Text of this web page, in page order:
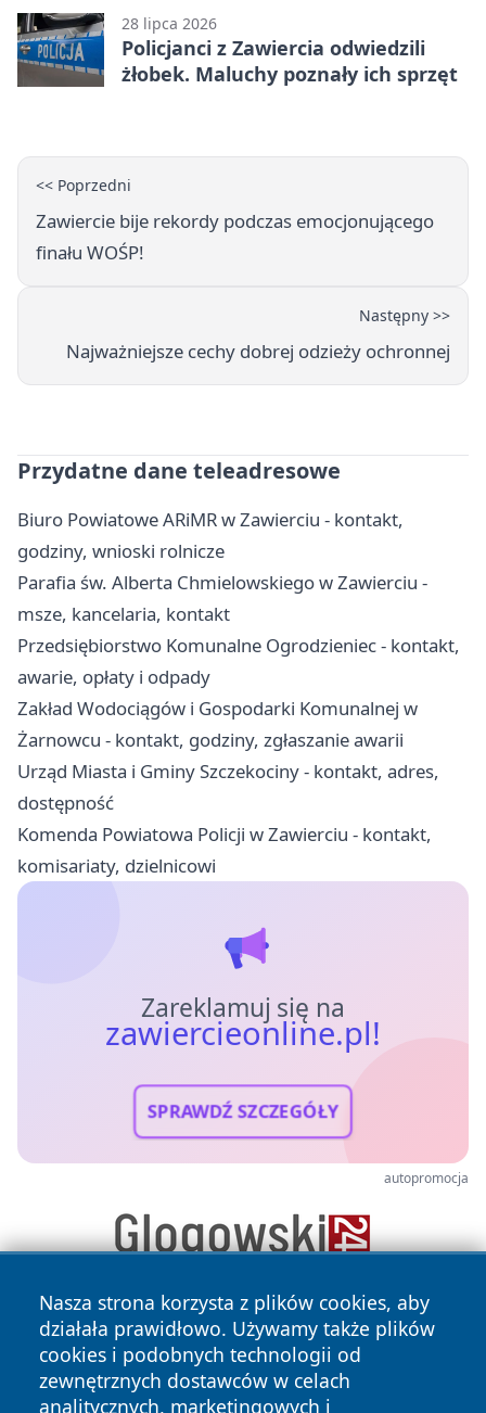
28 lipca 2026
Policjanci z Zawiercia odwiedzili
żłobek. Maluchy poznały ich sprzęt
<< Poprzedni
Zawiercie bije rekordy podczas emocjonującego
finału WOŚP!
Następny >>
Najważniejsze cechy dobrej odzieży ochronnej
Przydatne dane teleadresowe
Biuro Powiatowe ARiMR w Zawierciu - kontakt,
godziny, wnioski rolnicze
Parafia św. Alberta Chmielowskiego w Zawierciu -
msze, kancelaria, kontakt
Przedsiębiorstwo Komunalne Ogrodzieniec - kontakt,
awarie, opłaty i odpady
Zakład Wodociągów i Gospodarki Komunalnej w
Żarnowcu - kontakt, godziny, zgłaszanie awarii
Urząd Miasta i Gminy Szczekociny - kontakt, adres,
dostępność
Komenda Powiatowa Policji w Zawierciu - kontakt,
komisariaty, dzielnicowi
Zareklamuj się na
zawiercieonline.pl!
SPRAWDŹ SZCZEGÓŁY
autopromocja
Nasza strona korzysta z plików cookies, aby
działała prawidłowo. Używamy także plików
cookies i podobnych technologii od
zewnętrznych dostawców w celach
analitycznych, marketingowych i